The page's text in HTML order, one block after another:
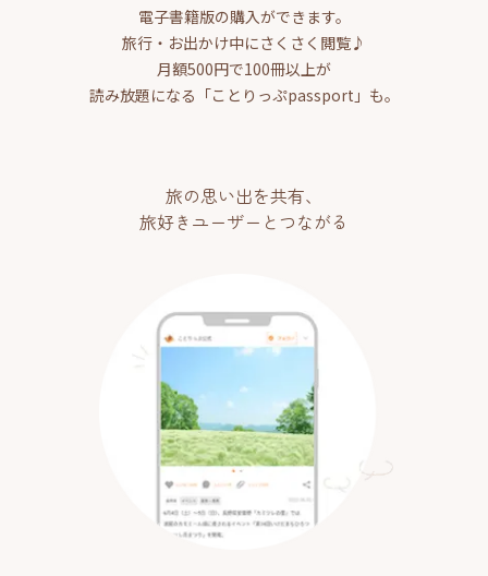
電子書籍版の購入ができます。
旅行・お出かけ中にさくさく閲覧♪
月額500円で100冊以上が
読み放題になる「ことりっぷpassport」も。
旅の思い出を共有、
旅好きユーザーとつながる